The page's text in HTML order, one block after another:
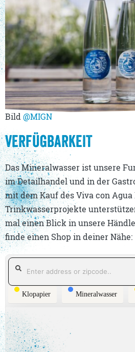
Bild@MIGN
VERFÜGBARKEIT
Das Mineralwasser ist unsere
im Detailhandel und in der
mit dem Kauf des Viva con
Trinkwasserprojekte
mal einen Blick in unsere
finde einen Shop in deiner Nähe:
Klopapier Mineralwasser